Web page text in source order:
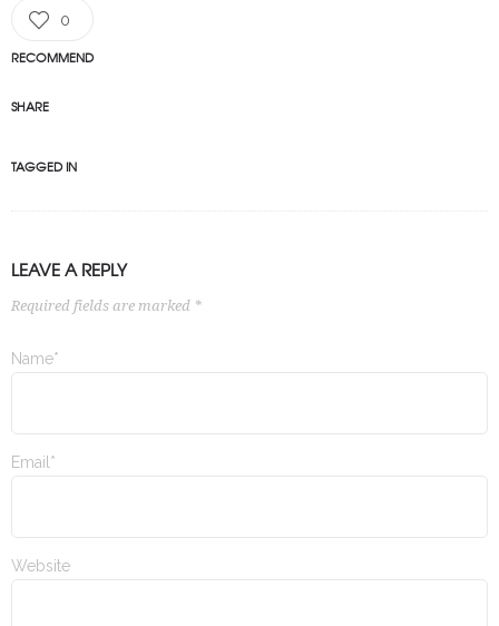
0
RECOMMEND
SHARE
TAGGED IN
LEAVE A REPLY
Required fields are marked *
Name*
Email*
Website